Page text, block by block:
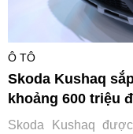
Ô TÔ
Skoda Kushaq
khoảng 600 triệu
Skoda Kushaq